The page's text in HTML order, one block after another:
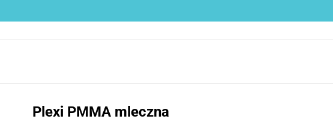
Plexi PMMA mleczna